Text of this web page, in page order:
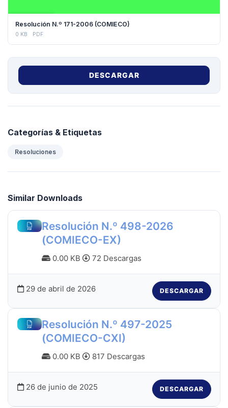
Resolución N.º 171-2006 (COMIECO)
0 KB PDF
DESCARGAR
Categorías & Etiquetas
Resoluciones
Similar Downloads
Resolución N.º 498-2026
(COMIECO-EX)
0.00 KB 72 Descargas
29 de abril de 2026 DESCARGAR
Resolución N.º 497-2025
(COMIECO-CXI)
0.00 KB 817 Descargas
26 de junio de 2025 DESCARGAR